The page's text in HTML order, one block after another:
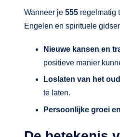
Wanneer je 555 regelmatig
Engelen en spirituele
Nieuwe kansen en
positieve manier
Loslaten van het
te laten.
Persoonlijke groei